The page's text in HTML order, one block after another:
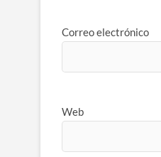
Correo electrónico
Web